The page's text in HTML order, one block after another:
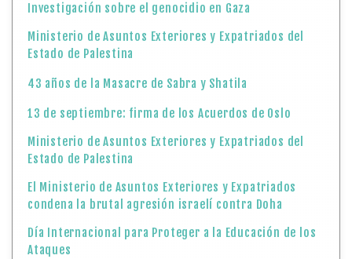
Investigación sobre el genocidio en Gaza
Ministerio de Asuntos Exteriores y Expatriados del
Estado de Palestina
43 años de la Masacre de Sabra y Shatila
13 de septiembre: firma de los Acuerdos de Oslo
Ministerio de Asuntos Exteriores y Expatriados del
Estado de Palestina
El Ministerio de Asuntos Exteriores y Expatriados
condena la brutal agresión israelí contra Doha
Día Internacional para Proteger a la Educación de los
Ataques